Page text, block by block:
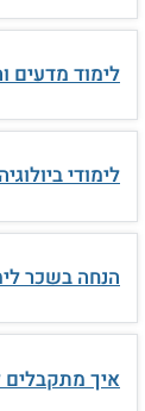
לימוד מדעים
לימודי
הנחה בשכר
איך מתקבלים